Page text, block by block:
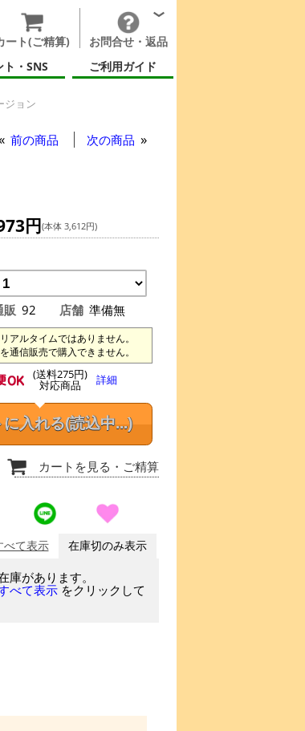
ート(ご精算)
お問合せ・返品
ト・SNS ご利用ガイド
ジョン
前の商品 次の商品
円(本体 3,612円)
販 92 店舗 準備無
アルタイムではありません。
通信販売で購入できません。
(送料275円)
対応商品 詳細
に入れる(読込中...)
カートを見る ・ご精算
べて表示 在庫切のみ表示
庫があります。
べて表示 をクリックして